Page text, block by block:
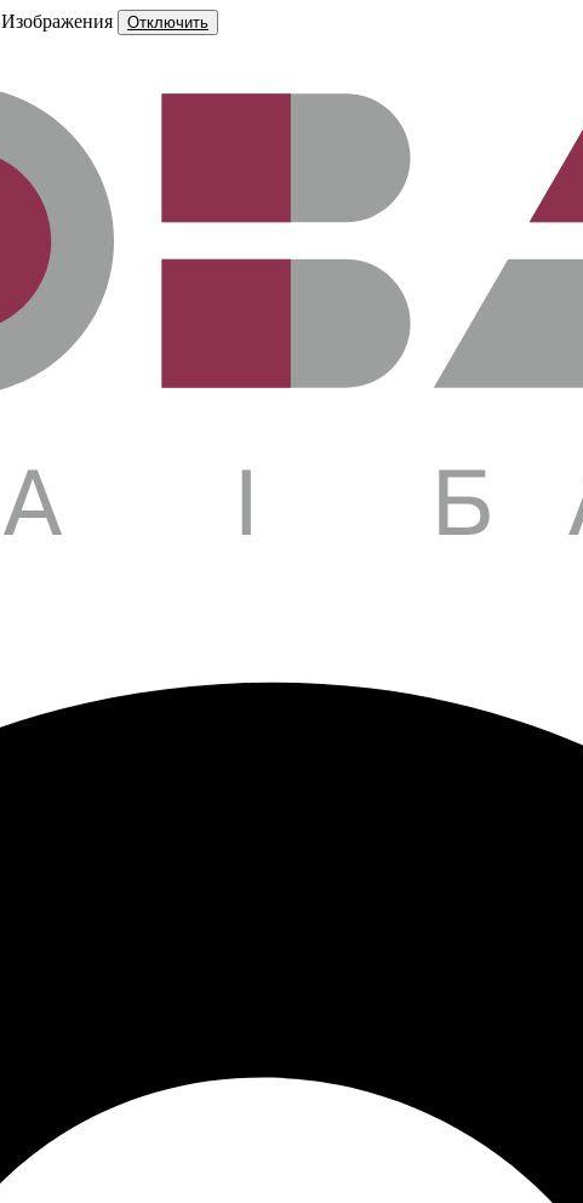
Изображения Отключить